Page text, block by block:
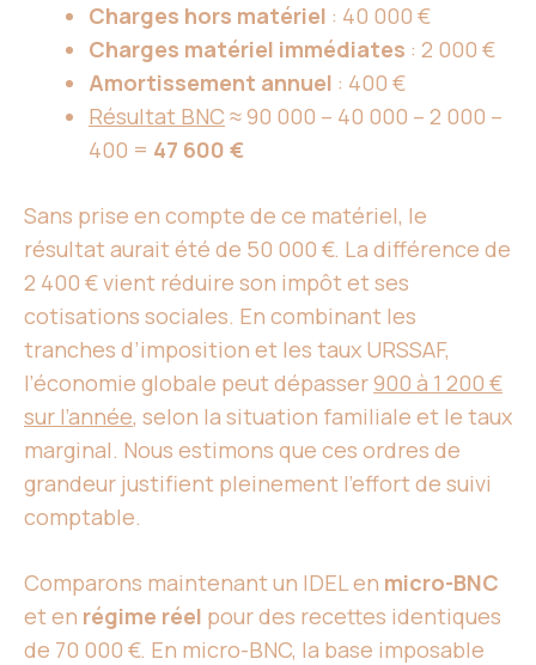
Charges hors matériel : 40 000 €
Charges matériel immédiates : 2 000 €
Amortissement annuel : 400 €
Résultat BNC ≈ 90 000 – 40 000 – 2 000 –
400 = 47 600 €
Sans prise en compte de ce matériel, le
résultat aurait été de 50 000 €. La différence de
2 400 € vient réduire son impôt et ses
cotisations sociales. En combinant les
tranches d’imposition et les taux URSSAF,
l’économie globale peut dépasser900 à 1 200 €
sur l’année, selon la situation familiale et le taux
marginal. Nous estimons que ces ordres de
grandeur justifient pleinement l’effort de suivi
comptable.
Comparons maintenant un IDEL en micro-BNC
et en régime réel pour des recettes identiques
de 70 000 €. En micro-BNC, la base imposable